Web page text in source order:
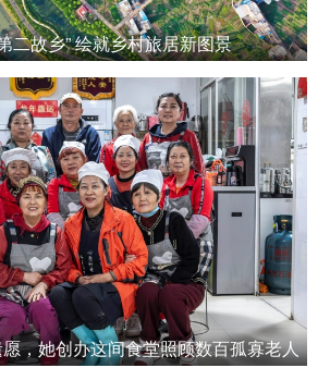
二故乡” 绘就乡村旅居新图景
，她创办这间食堂照顾数百孤寡老人